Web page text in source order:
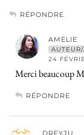
RÉPONDRE
AMELIE
24
Merci beaucoup
RÉPONDRE
DREYJU